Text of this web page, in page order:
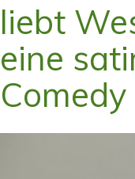
liebt
eine
Comedy